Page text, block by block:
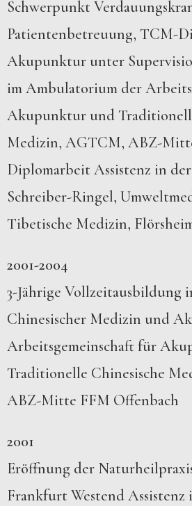
Schwerpunkt
Patientenbetreuung, TCM-
Akupunktur unter
im Ambulatorium der
Akupunktur und
Medizin, AGTCM, ABZ-
Diplomarbeit Assistenz in
Schreiber-Ringel,
Tibetische Medizin,
2001-2004
3-Jährige Vollzeitausbildung
Chinesischer Medizin und
Arbeitsgemeinschaft für
Traditionelle Chinesische
ABZ-Mitte FFM Offenbach
2001
Eröffnung der
Frankfurt Westend Assistenz